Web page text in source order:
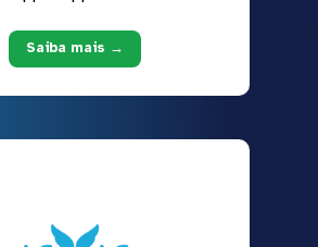
Saiba mais →